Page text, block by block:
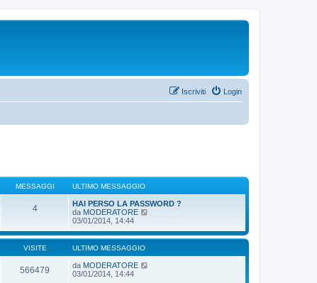
Login
Iscriviti
MESSAGGI ULTIMO MESSAGGIO
4
HAI PERSO LA PASSWORD ?
da MODERATORE
i
03/01/2014, 14:44
VISITE ULTIMO MESSAGGIO
566479 da MODERATORE
03/01/2014, 14:44